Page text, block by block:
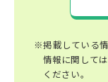
※掲載している
情報に関して
ください。